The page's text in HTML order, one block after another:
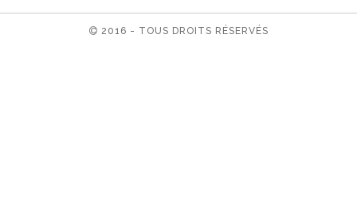
2016 - TOUS DROITS RÉSERVÉS